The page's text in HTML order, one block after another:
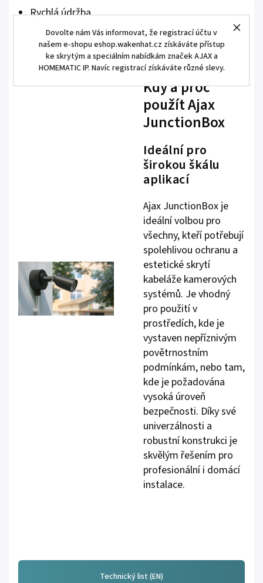
Dovolte nám Vás informovat, že registrací účtu v
našem e-shopu eshop.wakenhat.cz získáváte přístup
ke skrytým a speciálním nabídkám značek AJAX a
HOMEMATIC IP. Navíc registrací získáváte různé slevy.
Rychlá údržba
Kdy a proč
použít Ajax
JunctionBox
Ideální pro
širokou škálu
aplikací
Ajax JunctionBox je
ideální volbou pro
všechny, kteří potřebují
spolehlivou ochranu a
estetické skrytí
kabeláže kamerových
systémů. Je vhodný
pro použití v
prostředích, kde je
vystaven nepříznivým
povětrnostním
podmínkám, nebo tam,
kde je požadována
vysoká úroveň
bezpečnosti. Díky své
univerzálnosti a
robustní konstrukci je
skvělým řešením pro
profesionální i domácí
instalace.
Technický list (EN)